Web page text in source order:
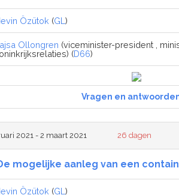
Özütok (GL )
Ollongren (viceminister-president ,
(D66)
Vragen en
2021 - 2 maart 2021 26 dagen
mogelijke aanleg van een
Özütok (GL )